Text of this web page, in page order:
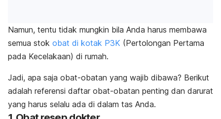
Namun, tentu tidak mungkin bila Anda harus membawa
semua stok obat di kotak P3K (Pertolongan Pertama
pada Kecelakaan) di rumah.
Jadi, apa saja obat-obatan yang wajib dibawa? Berikut
adalah referensi daftar obat-obatan penting dan darurat
yang harus selalu ada di dalam tas Anda.